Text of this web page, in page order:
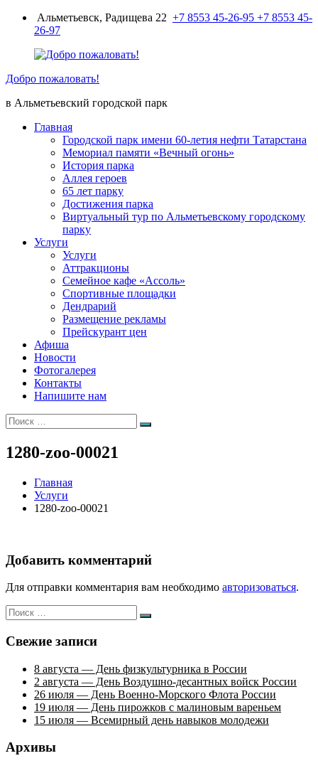
ПерейтиАльметьевск, Радищева 22 +7 8553 45-26-95 +7 8553 45-
26-97
Добро пожаловать!
в Альметьевский городской парк
Главная
Городской парк имени 60-летия нефти Татарстана
Мемориал памяти «Вечный огонь»
История парка
Аллея героев
65 лет парку
Достижения парка
Виртуальный тур по Альметьевскому городскому
парку
Услуги
Услуги
Аттракционы
Семейное кафе «Ассоль»
Спортивные площадки
Дендрарий
Размещение рекламы
Прейскурант цен
Афиша
Новости
Фотогалерея
Контакты
Напишите нам
Искать:
Поиск
1280-zoo-00021
Главная
Услуги
1280-zoo-00021
Добавить комментарий
Для отправки комментария вам необходимо авторизоваться.
Искать:
Поиск
Свежие записи
8 августа — День физкультурника в России
2 августа — День Воздушно-десантных войск России
26 июля — День Военно-Морского Флота России
19 июля — День пирожков с малиновым вареньем
15 июля — Всемирный день навыков молодежи
Архивы